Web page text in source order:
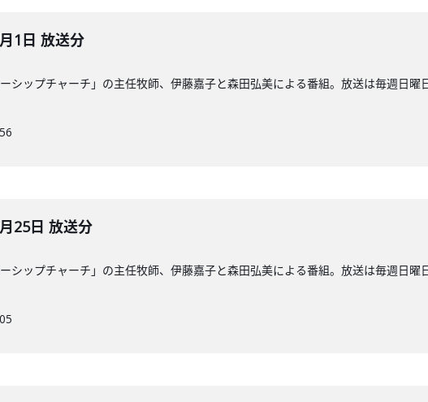
1日 放送分
シップチャーチ」の主任牧師、伊藤嘉子と森田弘美による番組。放送は毎週日曜
25日 放送分
シップチャーチ」の主任牧師、伊藤嘉子と森田弘美による番組。放送は毎週日曜